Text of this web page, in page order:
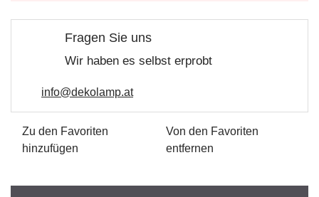
Fragen Sie uns
Wir haben es selbst erprobt
info@dekolamp.at
Zu den Favoriten
hinzufügen
Von den Favoriten
entfernen